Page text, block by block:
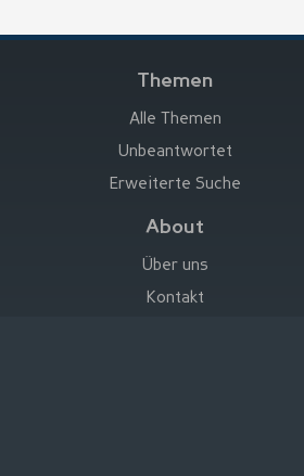
Themen
Alle Themen
Unbeantwortet
Erweiterte Suche
About
Über uns
Kontakt